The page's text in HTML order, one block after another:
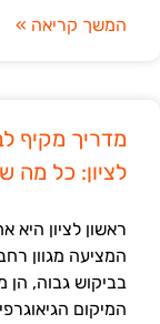
המשך קריאה »
מדריך מקיף
לציון: כל מה
ראשון לציון
המציעה מגוון
בביקוש גבוה, הן
המיקום